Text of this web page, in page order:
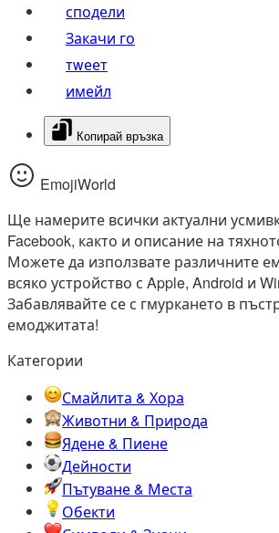
сподели
Закачи го
тwеет
имейл
Копирай връзка
EmojiWorld
Ще намерите всички актуални
Facebook, както и описание на
Можете да използвате различните
всяко устройство с Apple, Android и
Забавлявайте се с гмуркането в
емоджитата!
Категории
Смайлита & Хора
Животни & Природа
Ядене & Пиене
Дейности
Пътуване & Места
Обекти